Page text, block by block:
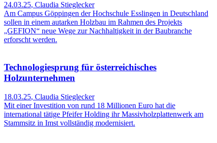
24.03.25, Claudia Stieglecker
Am Campus Göppingen der Hochschule Esslingen in Deutschland
sollen in einem autarken Holzbau im Rahmen des Projekts
„GEFION“ neue Wege zur Nachhaltigkeit in der Baubranche
erforscht werden.
Technologiesprung für österreichisches
Holzunternehmen
18.03.25, Claudia Stieglecker
Mit einer Investition von rund 18 Millionen Euro hat die
international tätige Pfeifer Holding ihr Massivholzplattenwerk am
Stammsitz in Imst vollständig modernisiert.